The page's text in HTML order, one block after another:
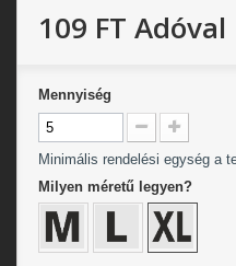
109 FT Adóval
Mennyiség
Minimális rendelési egység a
Milyen méretű legyen?